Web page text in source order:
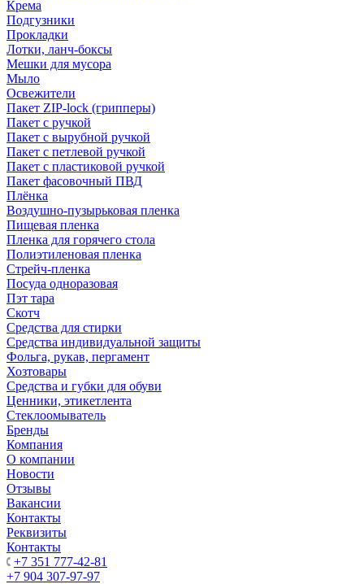
Крема
Подгузники
Прокладки
Лотки, ланч-боксы
Мешки для мусора
Мыло
Освежители
Пакет ZIP-lock (грипперы)
Пакет с ручкой
Пакет с вырубной ручкой
Пакет с петлевой ручкой
Пакет с пластиковой ручкой
Пакет фасовочный ПВД
Плёнка
Воздушно-пузырьковая пленка
Пищевая пленка
Пленка для горячего стола
Полиэтиленовая пленка
Стрейч-пленка
Посуда одноразовая
Пэт тара
Скотч
Средства для стирки
Средства индивидуальной защиты
Фольга, рукав, пергамент
Хозтовары
Средства и губки для обуви
Ценники, этикетлента
Стеклоомыватель
Бренды
Компания
О компании
Новости
Отзывы
Вакансии
Контакты
Реквизиты
Контакты
+7 351 777-42-81
+7 904 307-97-97